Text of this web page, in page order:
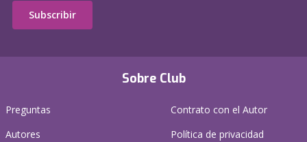
Sobre Club
Preguntas
Autores
Contrato con el Autor
Política de privacidad
Subscribir